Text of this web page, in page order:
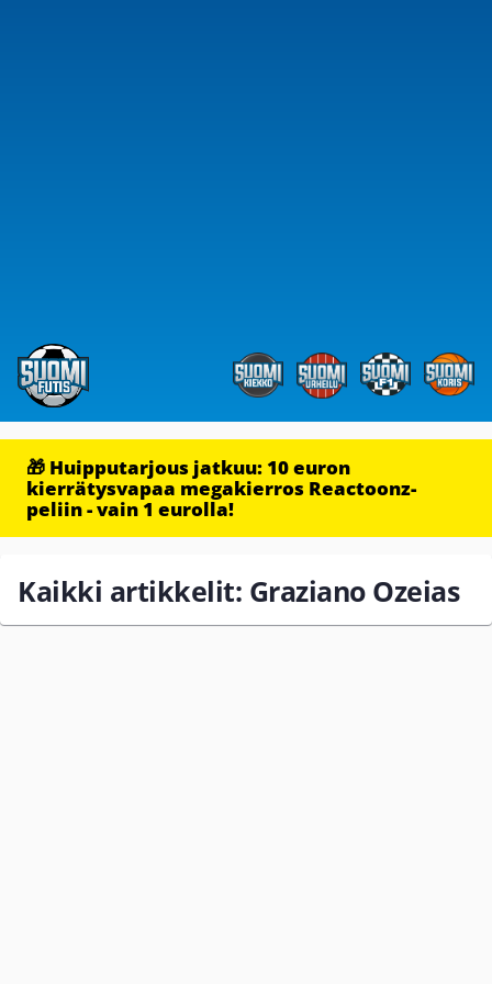
🎁 Huipputarjous jatkuu: 10 euron
kierrätysvapaa megakierros Reactoonz-
peliin - vain 1 eurolla!
Kaikki artikkelit: Graziano Ozeias